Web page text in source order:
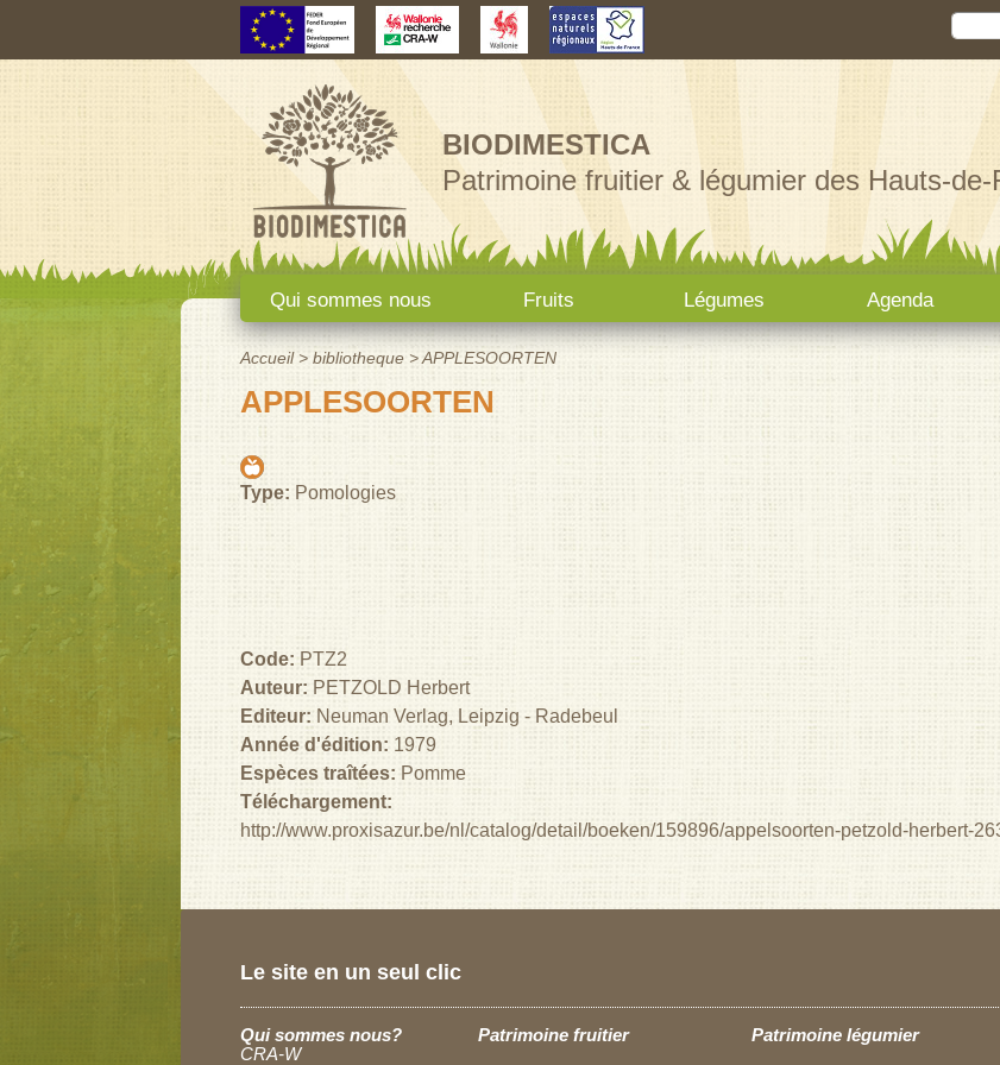
BIODIMESTICA
Patrimoine fruitier & légumier des Hauts-
Menu principal
Qui sommes nous Fruits Légumes Agenda
Vous êtes ici
Accueil > bibliotheque >APPLESOORTEN
APPLESOORTEN
Type: Pomologies
Code:PTZ2
Auteur: PETZOLD Herbert
Editeur: Neuman Verlag, Leipzig - Radebeul
Année d'édition: 1979
Espèces traîtées: Pomme
Téléchargement:
http://www.proxisazur.be/nl/catalog/detail/boeken/159896/appelsoorten-petzold-herbert-
Le site en un seul clic
Qui sommes nous?
CRA-W
Patrimoine fruitier
Patrimoine légumier